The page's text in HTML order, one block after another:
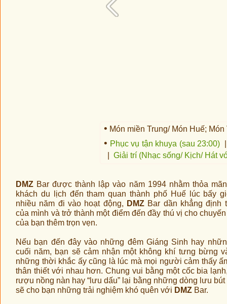
• Món miền Trung/ Món Huế;
• Phục vụ tận khuya (sau 23:00)
| Giải trí (Nhạc sống/ Kịch/ Hát
DMZ Bar được thành lập vào năm 1994 nhằm thỏa
khách du lịch đến tham quan thành phố Huế lúc bấy
nhiều năm đi vào hoạt động, DMZ Bar dần khẳng định
của mình và trở thành một điểm đến đầy thú vị cho
của bạn thêm trọn vẹn.
Nếu bạn đến đây vào những đêm Giáng Sinh hay
cuối năm, bạn sẽ cảm nhận một không khí tưng bừng
những thời khắc ấy cũng là lúc mà mọi người cảm thấy
thân thiết với nhau hơn. Chung vui bằng một cốc bia
rượu nồng nàn hay “lưu dấu” lại bằng những dòng lưu bút
sẽ cho bạn những trải nghiệm khó quên với DMZ Bar.